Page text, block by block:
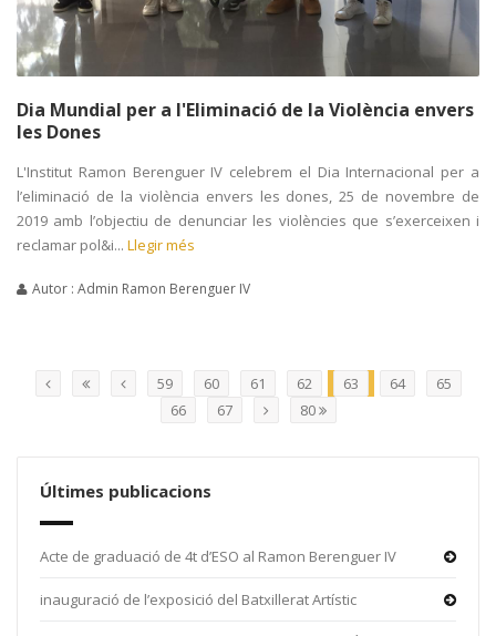
Dia Mundial per a l'Eliminació de la Violència envers
les Dones
L'Institut Ramon Berenguer IV celebrem el Dia Internacional per a
l’eliminació de la violència envers les dones, 25 de novembre de
2019 amb l’objectiu de denunciar les violències que s’exerceixen i
reclamar pol&i... Llegir més
Autor : Admin Ramon Berenguer IV
59 60 61 62 63 64
65
66
67 80
Últimes publicacions
Acte de graduació de 4t d’ESO al Ramon Berenguer IV
inauguració de l’exposició del Batxillerat Artístic